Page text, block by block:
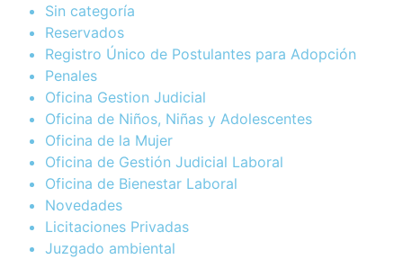
Sin categoría
Reservados
Registro Único de Postulantes para Adopción
Penales
Oficina Gestion Judicial
Oficina de Niños, Niñas y Adolescentes
Oficina de la Mujer
Oficina de Gestión Judicial Laboral
Oficina de Bienestar Laboral
Novedades
Licitaciones Privadas
Juzgado ambiental